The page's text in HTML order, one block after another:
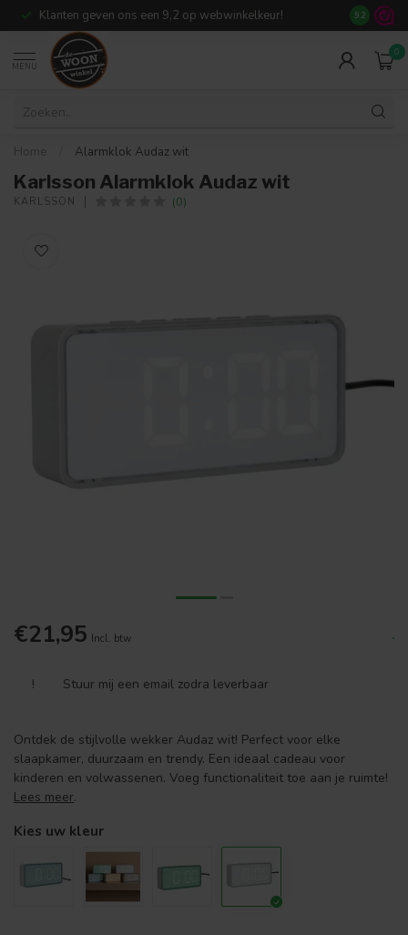
Klanten geven ons een 9,2 op webwinkelkeur! Meer dan
9.2
MENU
0
Home Alarmklok Audaz wit
Karlsson Alarmklok Audaz wit
KARLSSON (0)
€21,95 Incl. btw .
! Stuur mij een email zodra leverbaar
Ontdek de stijlvolle wekker Audaz wit! Perfect voor elke
slaapkamer, duurzaam en trendy. Een ideaal cadeau voor
kinderen en volwassenen. Voeg functionaliteit toe aan je ruimte!
Lees meer.
Kies uw kleur